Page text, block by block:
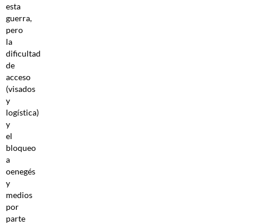
esta
guerra,
pero
la
dificultad
de
acceso
(visados
y
logística)
y
el
bloqueo
a
oenegés
y
medios
por
parte